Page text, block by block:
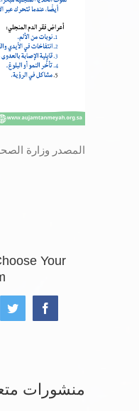
المصدر وزارة
Your
Facebook
منشورات